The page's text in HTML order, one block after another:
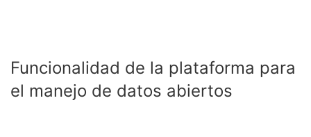
Funcionalidad de la plataforma para
el manejo de datos abiertos